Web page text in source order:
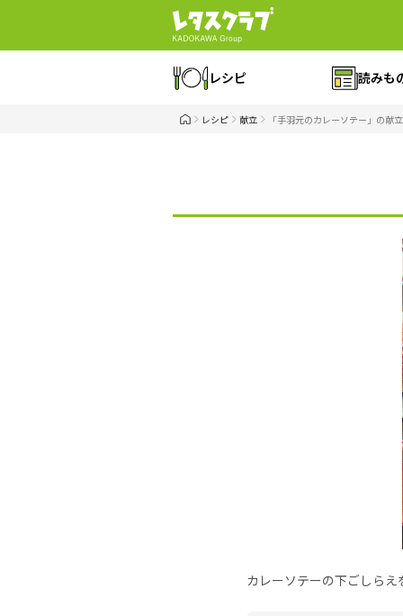
レシピ 読みも
レシピ 献立 「手羽元のカレーソテー」の献立
カレーソテーの下ごしら